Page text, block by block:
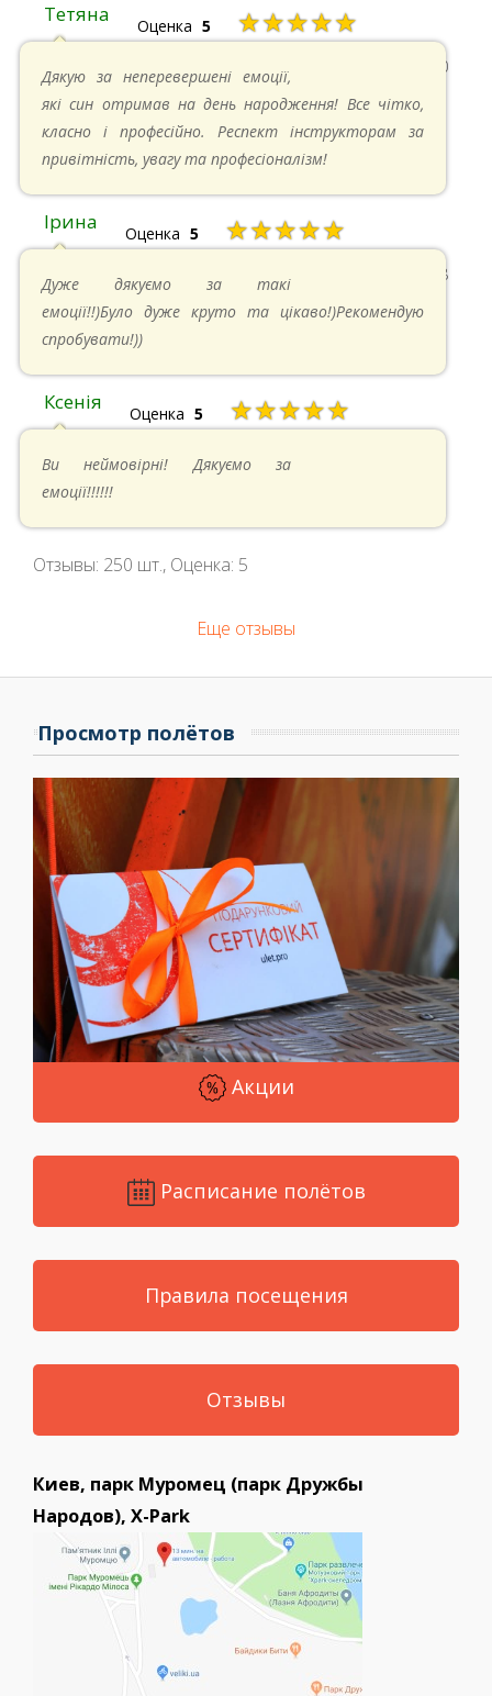
Тетяна Оценка 5 ★★★★★
13.05.2024 в 11:30
Дякую за неперевершені емоції,
які син отримав на день народження! Все чітко,
класно і професійно. Респект інструкторам за
привітність, увагу та професіоналізм!
Ірина Оценка 5 ★★★★★
11.05.2024 в 15:48
Дуже дякуємо за такі
емоції!!)Було дуже круто та цікаво!)Рекомендую
спробувати!))
Ксенія Оценка 5 ★★★★★
Ви неймовірні! Дякуємо за
емоції!!!!!!
Отзывы: 250 шт., Оценка: 5
Еще отзывы
Просмотр полётов
Акции
Расписание полётов
Правила посещения
Отзывы
Киев, парк Муромец (парк Дружбы
Народов), X-Park